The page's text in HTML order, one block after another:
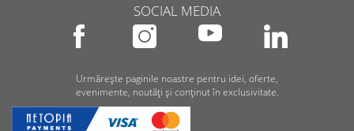
SOCIAL MEDIA
Urmărește paginile noastre pentru idei, oferte,
evenimente, noutăți și conținut în exclusivitate.